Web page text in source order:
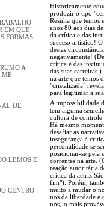
EM QUE
FORMAS
A
ME
DE
LEMOS E
CENTRO
Historicamente
produzir o tipo
Resulta que temos
anos 80 aos dias
da crítica e das
sucesso artístico!
destas
negativamente!
crítica e das
das suas
na arte que temos
"cristalizada"
para legitimar a
A impossibilidade
tem alguma
cultura de controle
Há mesmo
desafiar as
insegurança à
personalidade se
posicionar-se pela
correntes na arte.
reação autoritária
crítica da actriz
fim"). Porém,
muito a mudar o
nos da liberdade e
nós] o mais